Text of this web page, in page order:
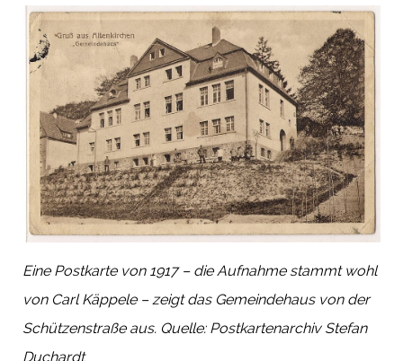
Eine Postkarte von 1917 – die Aufnahme stammt wohl
von Carl Käppele – zeigt das Gemeindehaus von der
Schützenstraße aus. Quelle: Postkartenarchiv Stefan
Duchardt.